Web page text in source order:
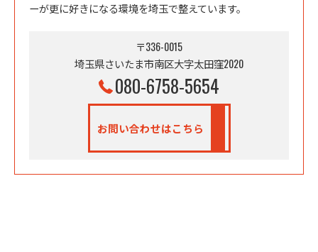
ーが更に好きになる環境を埼玉で整えています。
〒336-0015
埼玉県さいたま市南区大字太田窪2020
080-6758-5654
お問い合わせはこちら